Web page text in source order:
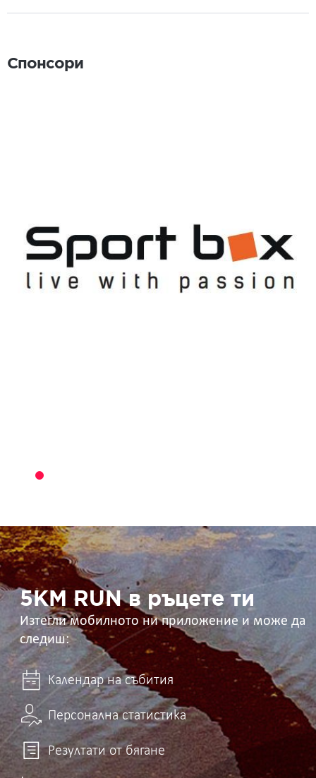
Спонсори
5KM
RUN
в
ръцете
ти 5KM RUN в ръцете ти
Изтегли мобилното ни приложение и може да
следиш:
Календар на събития
Персонална статистика
Резултати от бягане